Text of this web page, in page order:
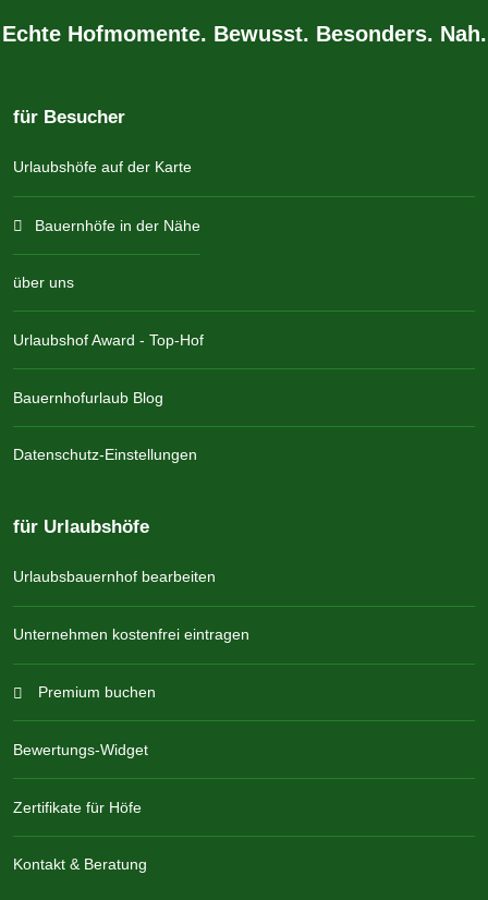
Echte Hofmomente. Bewusst. Besonders. Nah.
für Besucher
Urlaubshöfe auf der Karte
Bauernhöfe in der Nähe
über uns
Urlaubshof Award - Top-Hof
Bauernhofurlaub Blog
Datenschutz-Einstellungen
für Urlaubshöfe
Urlaubsbauernhof bearbeiten
Unternehmen kostenfrei eintragen
Premium buchen
Bewertungs-Widget
Zertifikate für Höfe
Kontakt & Beratung